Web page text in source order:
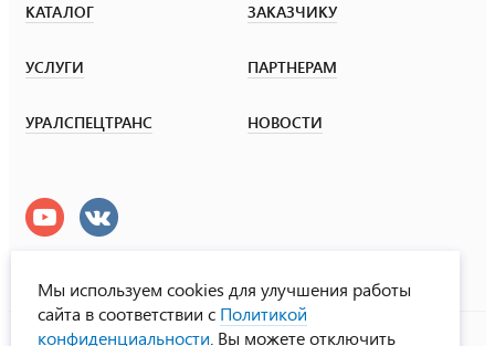
КАТАЛОГ ЗАКАЗЧИКУ
УСЛУГИ ПАРТНЕРАМ
УРАЛСПЕЦТРАНС НОВОСТИ
УралСпецТранс
Мы используем cookies для улучшения работы
сайта в соответствии с Политикой
конфиденциальности . Вы можете отключить